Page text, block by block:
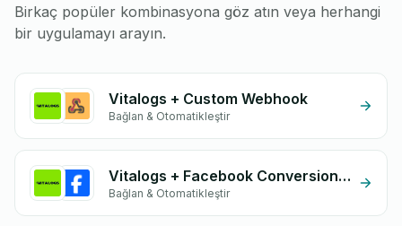
Birkaç popüler kombinasyona göz atın veya herhangi
bir uygulamayı arayın.
Vitalogs + Custom Webhook
Bağlan & Otomatikleştir
Vitalogs + Facebook Conversion API (CAPI)
Bağlan & Otomatikleştir